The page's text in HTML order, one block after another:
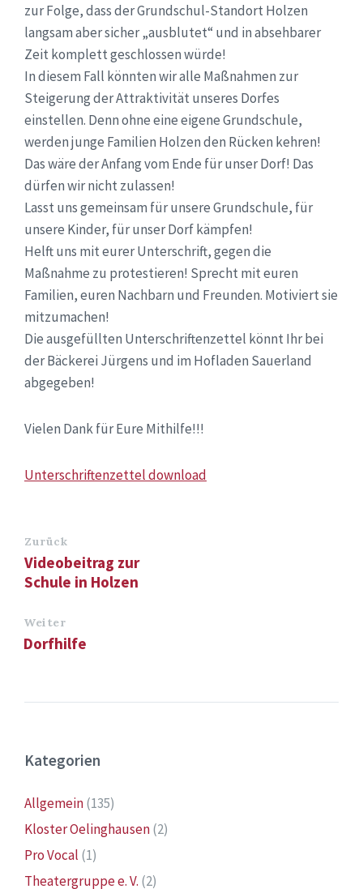
zur Folge, dass der Grundschul-Standort Holzen
langsam aber sicher „ausblutet“ und in absehbarer
Zeit komplett geschlossen würde!
In diesem Fall könnten wir alle Maßnahmen zur
Steigerung der Attraktivität unseres Dorfes
einstellen. Denn ohne eine eigene Grundschule,
werden junge Familien Holzen den Rücken kehren!
Das wäre der Anfang vom Ende für unser Dorf! Das
dürfen wir nicht zulassen!
Lasst uns gemeinsam für unsere Grundschule, für
unsere Kinder, für unser Dorf kämpfen!
Helft uns mit eurer Unterschrift, gegen die
Maßnahme zu protestieren! Sprecht mit euren
Familien, euren Nachbarn und Freunden. Motiviert sie
mitzumachen!
Die ausgefüllten Unterschriftenzettel könnt Ihr bei
der Bäckerei Jürgens und im Hofladen Sauerland
abgegeben!
Vielen Dank für Eure Mithilfe!!!
Unterschriftenzettel download
Zurück
Videobeitrag zur
Schule in Holzen
Weiter
Dorfhilfe
Kategorien
Allgemein(135)
Kloster Oelinghausen(2)
Pro Vocal (1)
Theatergruppe e. V. (2)